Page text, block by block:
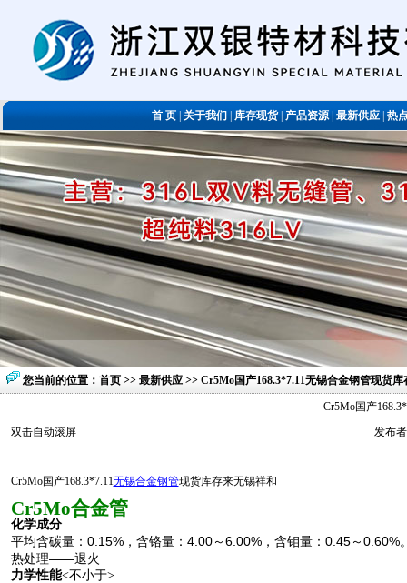
首 页关于我们库存现货|产品资源|最新供应|热
您当前的位置： 首页 >> 最新供应 >> Cr5Mo国产168.3*7.11无锡合金钢管现货
Cr5Mo国产
双击自动滚屏
发布
Cr5Mo国产168.3*7.11无锡合金钢管现货库存来无锡祥和
Cr5Mo合金管
化学成分
平均含碳量： 0.15%，含铬量： 4.00～6.00%，含钼量： 0.45～0.60%
热处理——退火
力学性能<不小于>